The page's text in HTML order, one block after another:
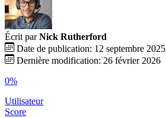
Écrit par Nick Rutherford
Date de publication: 12 septembre 2025
Dernière modification: 26 février 2026
0%
Utilisateur
Score